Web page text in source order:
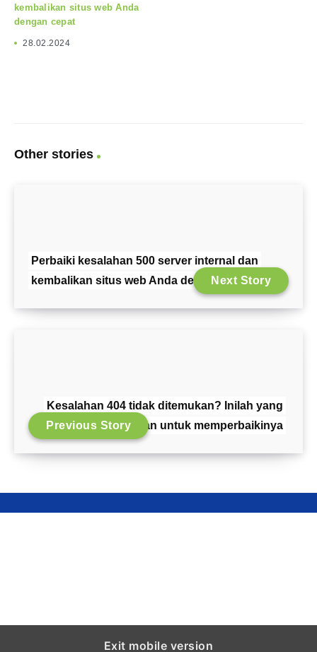
kembalikan situs web Anda
dengan cepat
28.02.2024
Other stories
Perbaiki kesalahan 500 server internal dan
kembalikan situs web Anda dengan cepat
Next Story
Kesalahan 404 tidak ditemukan? Inilah yang
perlu Anda lakukan untuk memperbaikinya
Previous Story
Exit mobile version